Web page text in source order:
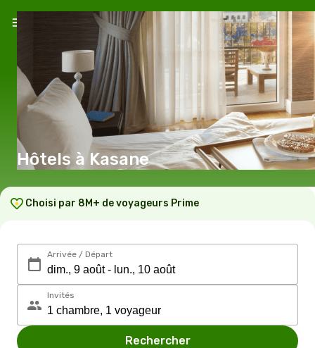
Hôtels à Kasane
Choisi par 8M+ de voyageurs Prime
Arrivée / Départ
Invités
Rechercher